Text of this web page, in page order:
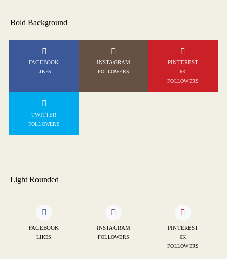
Bold Background
FACEBOOK
LIKES
INSTAGRAM
FOLLOWERS
PINTEREST
6K
FOLLOWERS
TWITTER
FOLLOWERS
Light Rounded
FACEBOOK
LIKES
INSTAGRAM
FOLLOWERS
PINTEREST
6K
FOLLOWERS